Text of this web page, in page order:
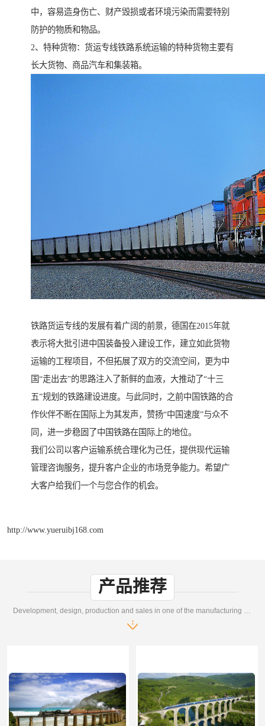
中，容易造身伤亡、财产毁损或者环境污染而需要特别
防护的物质和物品。
2、特种货物：货运专线铁路系统运输的特种货物主要有
长大货物、商品汽车和集装箱。
铁路货运专线的发展有着广阔的前景，德国在2015年就
表示将大批引进中国装备投入建设工作，建立如此货物
运输的工程项目，不但拓展了双方的交流空间，更为中
国“走出去”的思路注入了新鲜的血液，大推动了“十三
五”规划的铁路建设进度。与此同时，之前中国铁路的合
作伙伴不断在国际上为其发声，赞扬“中国速度”与众不
同，进一步稳固了中国铁路在国际上的地位。
我们公司以客户运输系统合理化为己任，提供现代运输
管理咨询服务，提升客户企业的市场竞争能力。希望广
大客户给我们一个与您合作的机会。
http://www.yueruibj168.com
产品推荐